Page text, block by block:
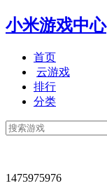
小米游戏中心
首页
云游戏
排行
分类
1475975976